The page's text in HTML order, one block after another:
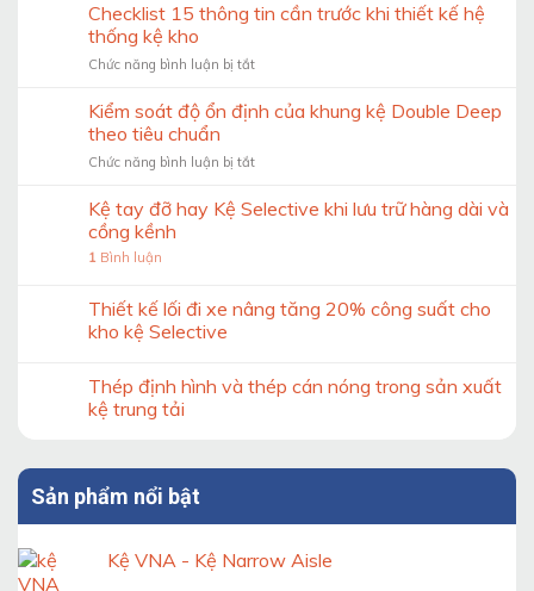
Checklist 15 thông tin cần trước khi thiết kế hệ
thống kệ kho
Chức năng bình luận bị tắtở
15
cần
khi
kệ
Kiểm soát độ ổn định của khung kệ Double Deep
theo tiêu chuẩn
Chức năng bình luận bị tắtở
soát
khung
kệ
theo
Kệ tay đỡ hay Kệ Selective khi lưu trữ hàng dài và
cồng kềnh
1 Bình luận
Thiết kế lối đi xe nâng tăng 20% công suất cho
kho kệ Selective
Thép định hình và thép cán nóng trong sản xuất
kệ trung tải
Sản phẩm nổi bật
Kệ VNA - Kệ Narrow Aisle